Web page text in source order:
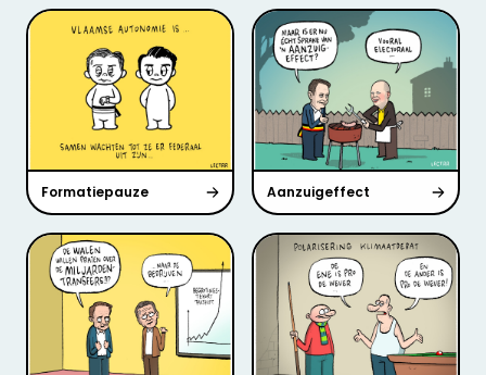
Formatiepauze Aanzuigeffect